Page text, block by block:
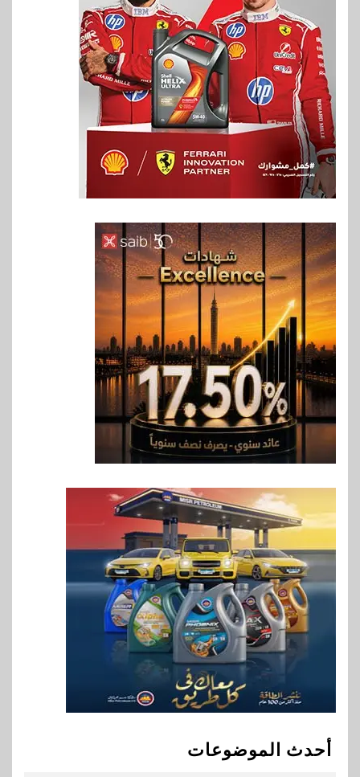
أحدث الموضوعات
6
اخبار
غرفة القاهرة تنظم ندوة إلكترونية
لدعم الصادرات وتحقيق
مستهدفات رؤية مصر 2030
7
بنوك
بنك مصر يشارك في فعالية اليوم
العالمي للشباب ويقدم العديد من
العروض المجانية
بنك QNB مصر يعزز جاهزية
المشروعات الصغيرة والمتوسطة
للنمو والتوسع
9 اخبار
فيكسد مصر و”حلول” تتشاركان
في تطوير أول منصة للسياحة
الصحية في مصر والشرق الأوسط
وأفريقيا Tour4Cure
سوق وصلة
جهازًا مثاليًا للشباب